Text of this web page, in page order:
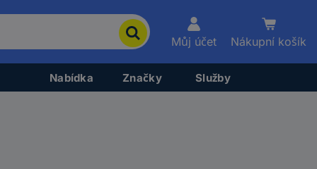
Můj účet Nákupní košík
Nabídka Značky Služby